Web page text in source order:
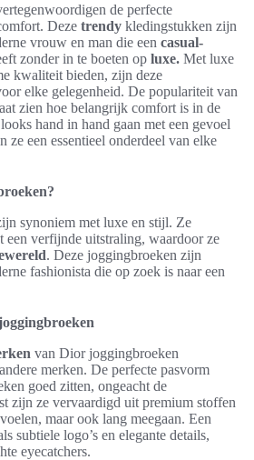
de perfecte
Deze trendy kledingstukken zijn
vrouw en man die een casual-
zonder in te boeten op luxe. Met luxe
kwaliteit bieden, zijn deze
elke gelegenheid. De populariteit van
zien hoe belangrijk comfort is in de
hand in hand gaan met een gevoel
ze een essentieel onderdeel van elke
synoniem met luxe en stijl. Ze
een verfijnde uitstraling, waardoor ze
. Deze joggingbroeken zijn
fashionista die op zoek is naar een
van Dior joggingbroeken
merken. De perfecte pasvorm
goed zitten, ongeacht de
zijn ze vervaardigd uit premium stoffen
maar ook lang meegaan. Een
subtiele logo’s en elegante details,
eyecatchers.